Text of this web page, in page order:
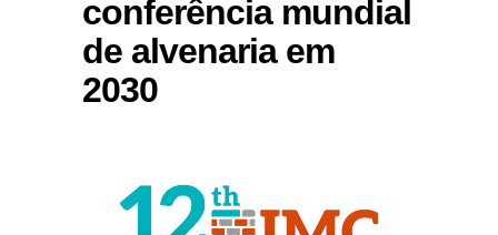
conferência mundial
de alvenaria em
2030